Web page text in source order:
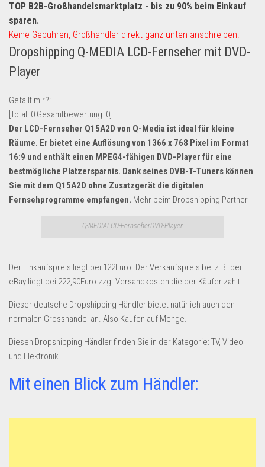
Handy und Smartphone
Kosmetik & Pflege
Lebensmittel & Getränke
Multimedia & Elektro
Münzen
Spielzeug & Games
Schuhe & Accessoires
Sport & Freizeit
Uhren & Schmuck
Wohnen & Einrichten
Sonderposten-Angebote
Dropshipping-Produkte
Grosshandel
Aldi
Lidl
TOP B2B-Großhandelsmarktplatz - bis zu 90% beim Einkauf
sparen.
Keine Gebühren, Großhändler direkt ganz unten anschreiben.
Dropshipping Q-MEDIA LCD-Fernseher mit DVD-
Player
Gefällt mir?:
[Total: 0 Gesamtbewertung: 0
Der LCD-Fernseher Q15A2D von Q-Media ist ideal für kleine
Räume. Er bietet eine Auflösung von 1366 x 768 Pixel im Format
16:9 und enthält einen MPEG4-fähigen DVD-Player für eine
bestmögliche Platzersparnis. Dank seines DVB-T-Tuners können
Sie mit dem Q15A2D ohne Zusatzgerät die digitalen
Fernsehprogramme empfangen. Mehr beim Dropshipping Partner
Q-MEDIALCD-FernseherDVD-Player
Der Einkaufspreis liegt bei 122Euro. Der Verkaufspreis bei z.B. bei
eBay liegt bei 222,90Euro zzgl.Versandkosten die der Käufer zahlt
Dieser deutsche Dropshipping Händler bietet natürlich auch den
normalen Grosshandel an. Also Kaufen auf Menge.
Diesen Dropshipping Händler finden Sie in der Kategorie: TV, Video
und Elektronik
Mit einen Blick zum Händler: